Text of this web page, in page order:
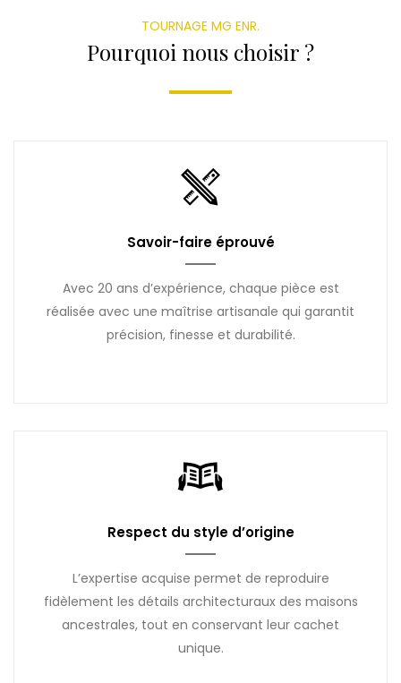
TOURNAGE MG ENR.
Pourquoi nous choisir ?
Savoir-faire éprouvé
Avec 20 ans d’expérience, chaque pièce est
réalisée avec une maîtrise artisanale qui garantit
précision, finesse et durabilité.
Respect du style d’origine
L’expertise acquise permet de reproduire
fidèlement les détails architecturaux des maisons
ancestrales, tout en conservant leur cachet
unique.